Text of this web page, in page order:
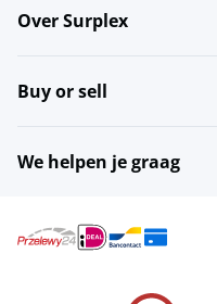
Over Surplex
Buy or sell
We helpen je graag